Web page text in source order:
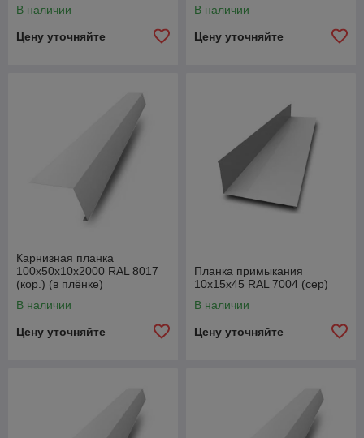
В наличии
Цену уточняйте
В наличии
Цену уточняйте
Карнизная планка
100х50х10х2000 RAL 8017
(кор.) (в плёнке)
В наличии
Цену уточняйте
Планка примыкания
10х15х45 RAL 7004 (сер)
В наличии
Цену уточняйте